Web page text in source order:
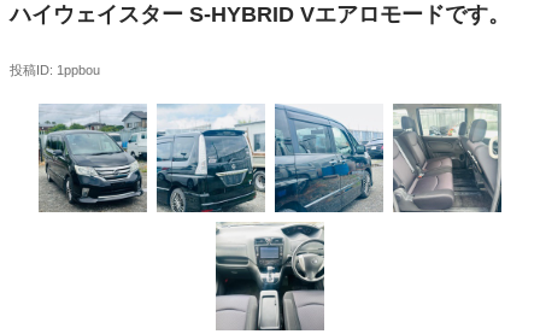
ハイウェイスター S-HYBRID Vエアロモードです。
投稿ID: 1ppbou